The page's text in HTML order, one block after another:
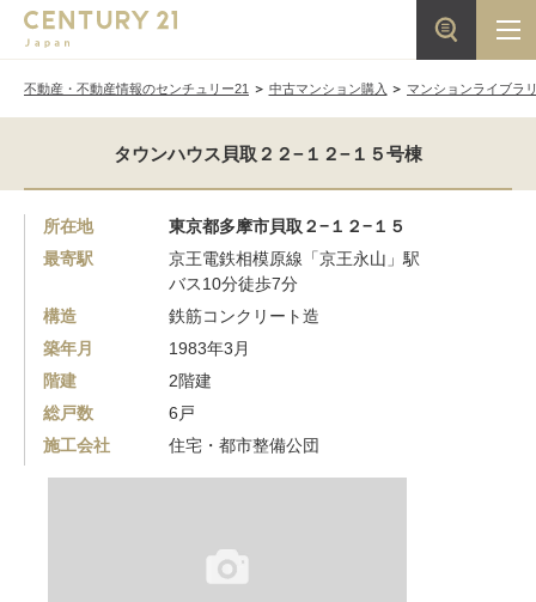
不動産・不動産情報のセンチュリー21 中古マンション購入 マンションライブラ
タウンハウス貝取２２−１２−１５号棟
所在地
東京都多摩市貝取２−１２−１５
最寄駅
京王電鉄相模原線「京王永山」駅
バス10分徒歩7分
構造
鉄筋コンクリート造
築年月
1983年3月
階建
2階建
総戸数
6戸
施工会社
住宅・都市整備公団